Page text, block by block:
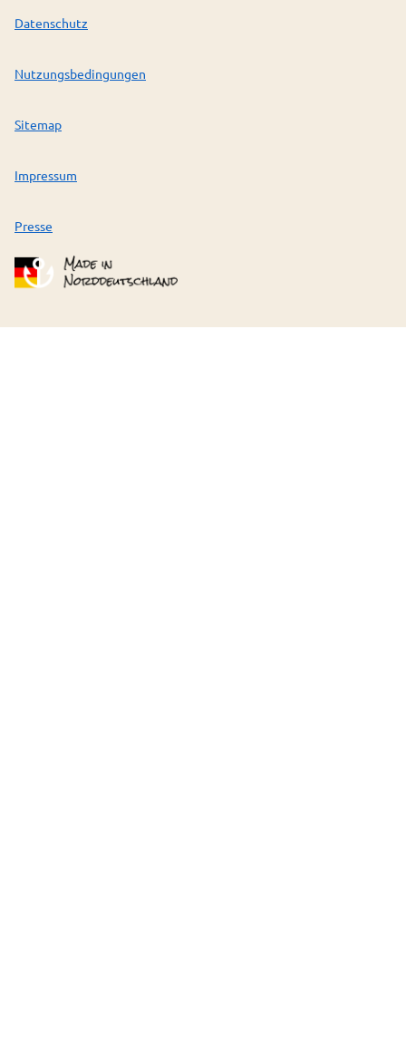
Datenschutz
Nutzungsbedingungen
Sitemap
Impressum
Presse